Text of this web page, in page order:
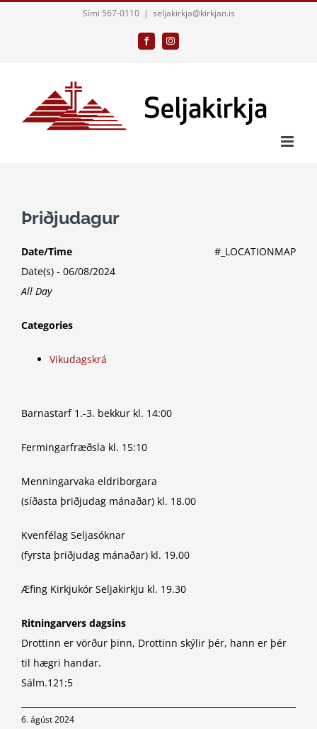
Sími 567-0110 | seljakirkja@kirkjan.is
FacebookInstagram
Þriðjudagur
#_LOCATIONMAP
Date/Time
Date(s) - 06/08/2024
All Day
Categories
Vikudagskrá
Barnastarf 1.-3. bekkur kl. 14:00
Fermingarfræðsla kl. 15:10
Menningarvaka eldriborgara
(síðasta þriðjudag mánaðar) kl. 18.00
Kvenfélag Seljasóknar
(fyrsta þriðjudag mánaðar) kl. 19.00
Æfing Kirkjukór Seljakirkju kl. 19.30
Ritningarvers dagsins
Drottinn er vörður þinn, Drottinn skýlir þér, hann er þér
til hægri handar.
Sálm.121:5
6. ágúst 2024